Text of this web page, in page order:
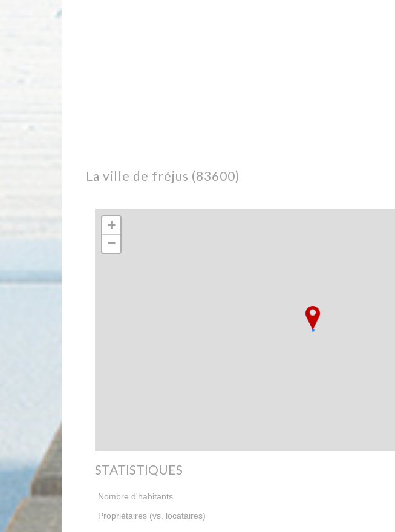
la ville de fréjus (83600)
+
−
STATISTIQUES
Nombre d'habitants
Propriétaires (vs. locataires)